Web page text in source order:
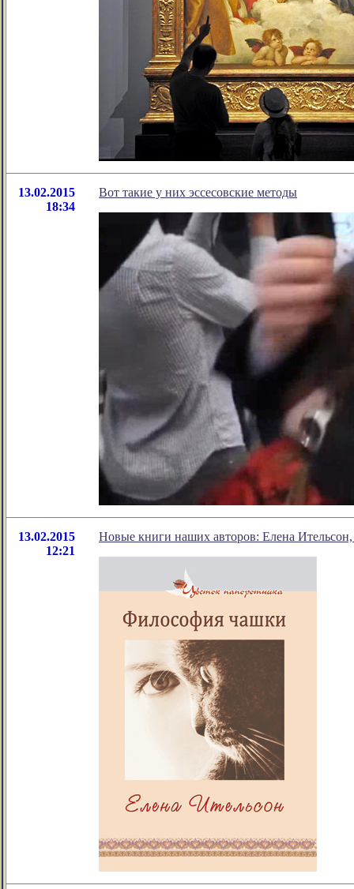
13.02.2015
18:34
Вот такие у них эссесовские методы
13.02.2015
12:21
Новые книги наших авторов: Елена